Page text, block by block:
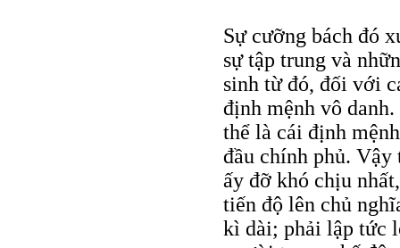
Sự cưỡng bách đó
sự tập trung và
sinh từ đó, đối với
định mệnh vô
thể là cái định
đầu chính phủ. Vậy
ấy đỡ khó chịu
tiến độ lên chủ
kì dài; phải lập tức